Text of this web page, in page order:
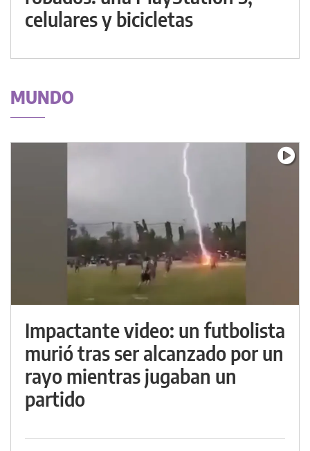
celulares y bicicletas
MUNDO
Impactante video: un futbolista
murió tras ser alcanzado por un
rayo mientras jugaban un
partido